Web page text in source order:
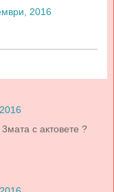
2016
с актовете ?